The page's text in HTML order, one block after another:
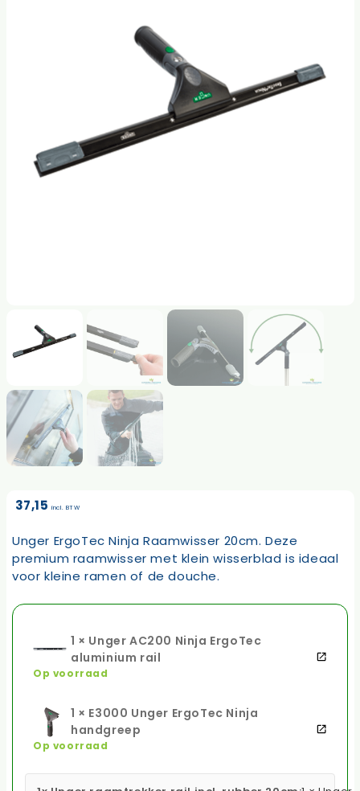
37,15 incl. BTW
Unger ErgoTec Ninja Raamwisser 20cm. Deze
premium raamwisser met klein wisserblad is ideaal
voor kleine ramen of de douche.
1 × Unger AC200 Ninja ErgoTec
aluminium rail
Op voorraad
1 × E3000 Unger ErgoTec Ninja
handgreep
Op voorraad